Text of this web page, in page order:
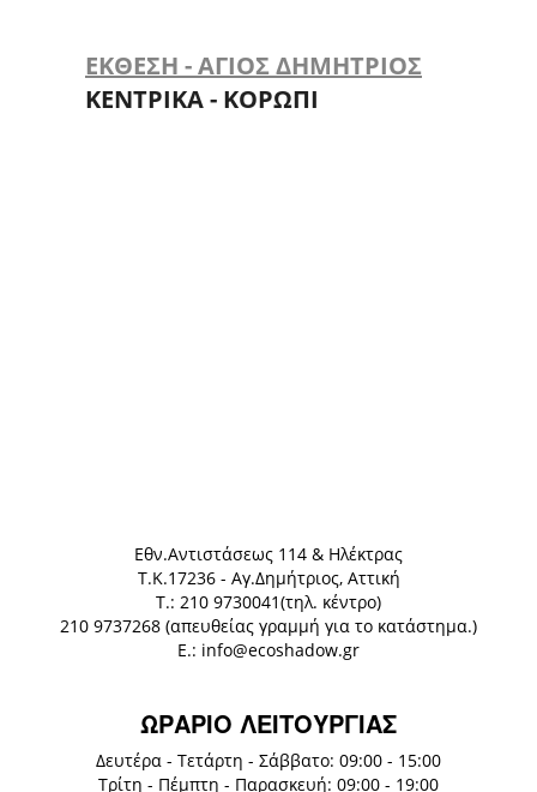
ΕΚΘΕΣΗ - ΑΓΙΟΣ ΔΗΜΗΤΡΙΟΣ
ΚΕΝΤΡΙΚΑ - ΚΟΡΩΠΙ
Eθν.Αντιστάσεως 114 & Ηλέκτρας
Τ.Κ.17236 - Αγ.Δημήτριος, Αττική
Τ.: 210 9730041(τηλ. κέντρο)
210 9737268 (απευθείας γραμμή για το κατάστημα.)
E.: info@ecoshadow.gr
ΩΡΑΡΙΟ ΛΕΙΤΟΥΡΓΙΑΣ
Δευτέρα - Τετάρτη - Σάββατο: 09:00 - 15:00
Τρίτη - Πέμπτη - Παρασκευή: 09:00 - 19:00